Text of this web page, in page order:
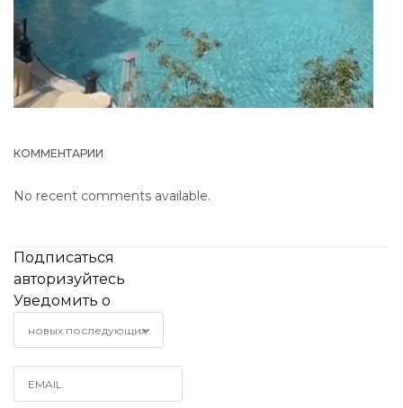
КОММЕНТАРИИ
No recent comments available.
Подписаться
авторизуйтесь
Уведомить о